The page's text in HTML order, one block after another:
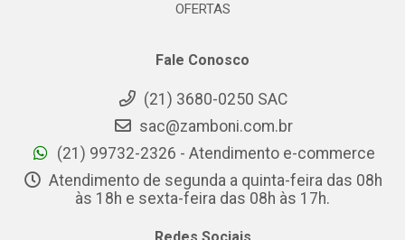
OFERTAS
Fale Conosco
(21) 3680-0250 SAC
sac@zamboni.com.br
(21) 99732-2326 - Atendimento e-commerce
Atendimento de segunda a quinta-feira das 08h
às 18h e sexta-feira das 08h às 17h.